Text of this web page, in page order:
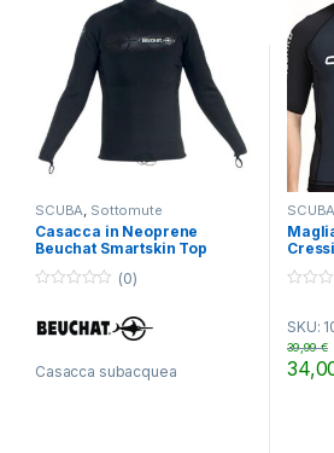
SCUBA Sottomute
Casacca in Neoprene
Beuchat Smartskin Top
u
f
(0)
Casacca subacquea
SCUBA
u
t
f
SKU:
39,99€